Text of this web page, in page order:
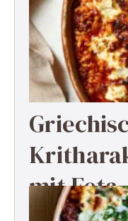
mit Feta